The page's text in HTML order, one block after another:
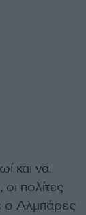
και να
πολίτες
ο Αλμπάρες